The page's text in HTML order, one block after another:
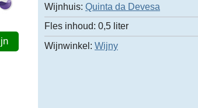
Wijnhuis: Quinta da Devesa
Fles inhoud: 0,5 liter
Wijnwinkel: Wijny